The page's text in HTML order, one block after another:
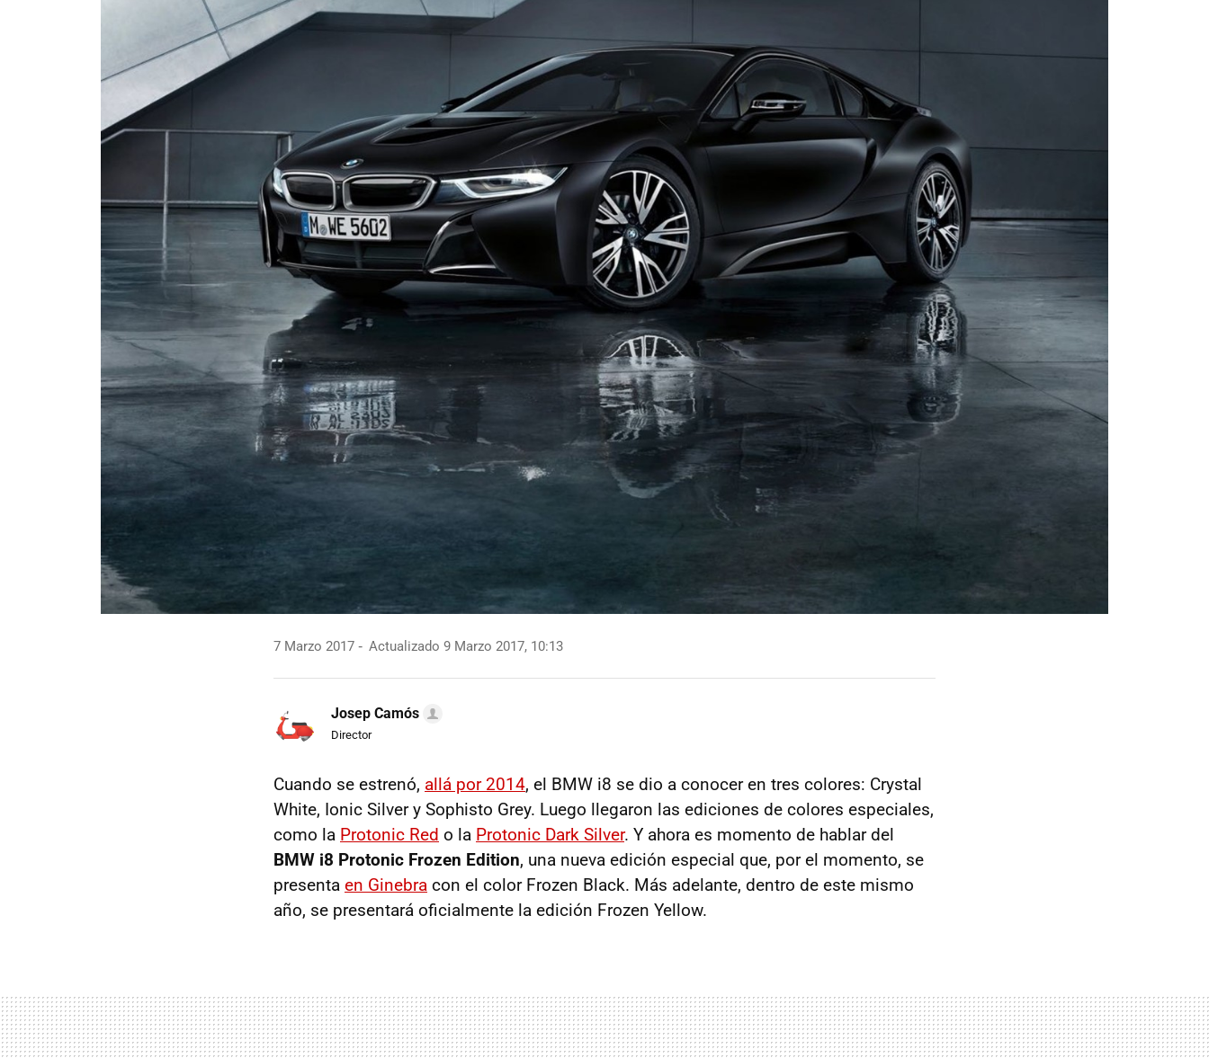
7 Marzo 2017 Actualizado 9 Marzo 2017, 10:13
Josep Camós
Director
Cuando se estrenó, allá por 2014, el BMW i8 se dio a conocer en tres colores: Crystal
White, Ionic Silver y Sophisto Grey. Luego llegaron las ediciones de colores especiales,
como la Protonic Red o la Protonic Dark Silver. Y ahora es momento de hablar del
BMW i8 Protonic Frozen Edition, una nueva edición especial que, por el momento, se
presenta en Ginebra con el color Frozen Black. Más adelante, dentro de este mismo
año, se presentará oficialmente la edición Frozen Yellow.